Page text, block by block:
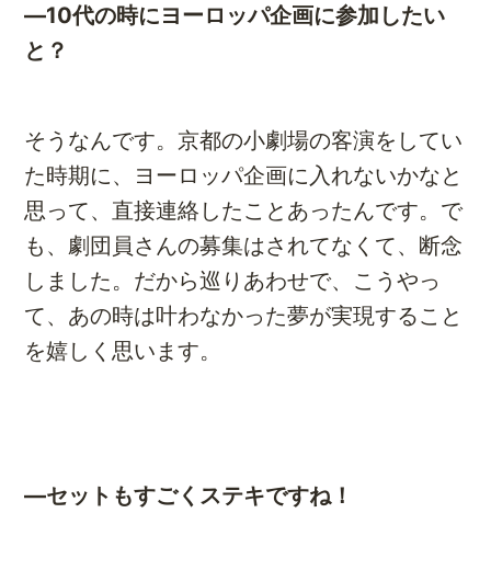
―10代の時にヨーロッパ企画に参加したい
と？
そうなんです。京都の小劇場の客演をしてい
た時期に、ヨーロッパ企画に入れないかなと
思って、直接連絡したことあったんです。で
も、劇団員さんの募集はされてなくて、断念
しました。だから巡りあわせで、こうやっ
て、あの時は叶わなかった夢が実現すること
を嬉しく思います。
―セットもすごくステキですね！